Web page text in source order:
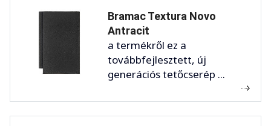
Bramac Textura Novo
Antracit
a termékről ez a
továbbfejlesztett, új
generációs tetőcserép ...